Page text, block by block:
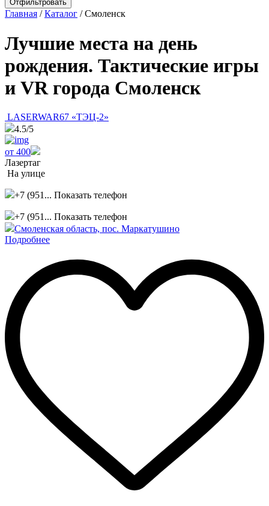
Главная /Каталог /Смоленск
Лучшие места на день
рождения. Тактические игры
и VR города Смоленск
LASERWAR67 «ТЭЦ-2»
4.5/5
от 400
Лазертаг
На улице
+7 (951... Показать телефон
+7 (951... Показать телефон
Смоленская область, пос. Маркатушино
Подробнее